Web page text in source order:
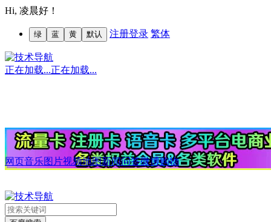
Hi, 凌晨好！
绿 蓝 黄 默认 注册登录 繁体
正在加载...正在加载...
网页音乐图片视频地图新闻问答微博购物